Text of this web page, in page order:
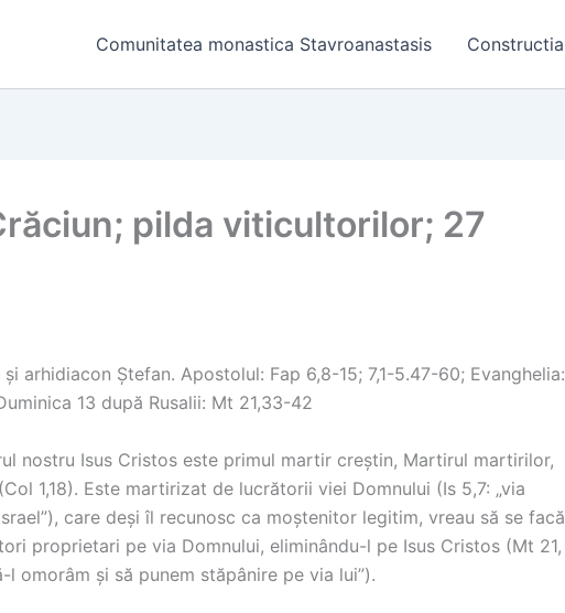
Comunitatea monastica Stavroanastasis Constructia
pilda viticultorilor; 27
arhidiacon Ștefan. Apostolul: Fap 6,8-15; 7,1-5.47-60; Evanghelia:
13 după Rusalii: Mt 21,33-42
nostru Isus Cristos este primul martir creștin, Martirul martirilor,
1,18). Este martirizat de lucrătorii viei Domnului (Is 5,7: „via
care deși îl recunosc ca moștenitor legitim, vreau să se facă
proprietari pe via Domnului, eliminându-l pe Isus Cristos (Mt 21,
omorâm și să punem stăpânire pe via lui”).